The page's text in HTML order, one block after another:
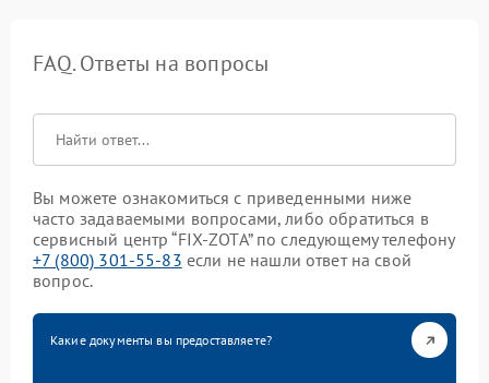
FAQ. Ответы на вопросы
Вы можете ознакомиться с приведенными ниже
часто задаваемыми вопросами, либо обратиться в
сервисный центр “FIX-ZOTA” по следующему телефону
+7 (800) 301-55-83 если не нашли ответ на свой
вопрос.
Какие документы вы предоставляете?